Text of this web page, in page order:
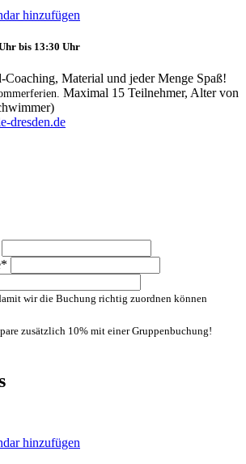
hinzufügen
bis 13:30 Uhr
Coaching, Material und jeder Menge Spaß!
Maximal 15 Teilnehmer, Alter von
dresden.de
*
wir die Buchung richtig zuordnen können
zusätzlich 10% mit einer Gruppenbuchung!
hinzufügen